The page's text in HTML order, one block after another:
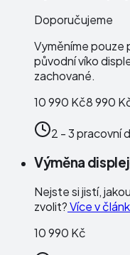
Doporučujeme
Vyměníme pouze
původní víko
zachované.
10 990 Kč8 990
2 - 3 pracovní
Výměna
Nejste si jistí,
zvolit?Více v
10 990 Kč